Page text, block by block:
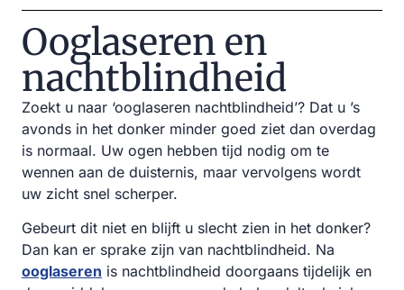
Ooglaseren en
nachtblindheid
Zoekt u naar ‘ooglaseren nachtblindheid’? Dat u ’s
avonds in het donker minder goed ziet dan overdag
is normaal. Uw ogen hebben tijd nodig om te
wennen aan de duisternis, maar vervolgens wordt
uw zicht snel scherper.
Gebeurt dit niet en blijft u slecht zien in het donker?
Dan kan er sprake zijn van nachtblindheid. Na
ooglaseren is nachtblindheid doorgaans tijdelijk en